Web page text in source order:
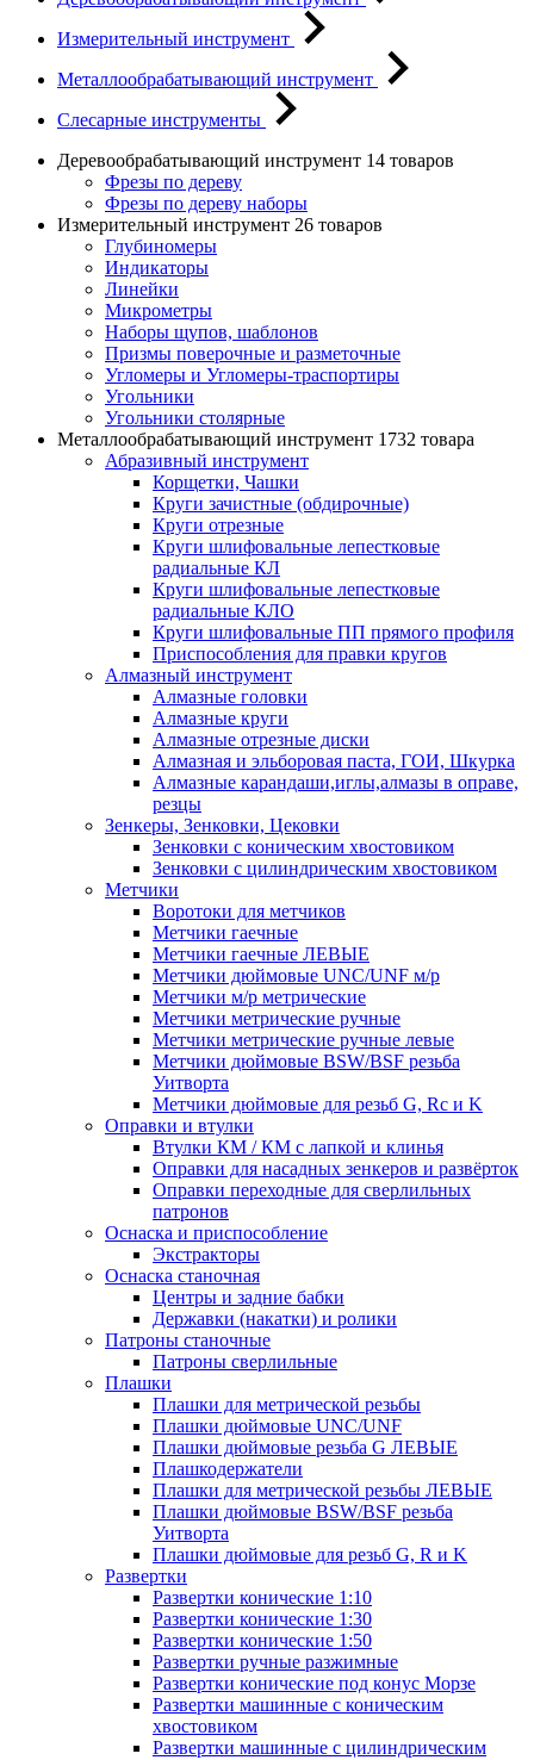
Измерительный инструмент
Металлообрабатывающий инструмент
Слесарные инструменты
Деревообрабатывающий инструмент 14 товаров
Фрезы по дереву
Фрезы по дереву наборы
Измерительный инструмент 26 товаров
Глубиномеры
Индикаторы
Линейки
Микрометры
Наборы щупов, шаблонов
Призмы поверочные и разметочные
Угломеры и Угломеры-траспортиры
Угольники
Угольники столярные
Металлообрабатывающий инструмент 1732 товара
Абразивный инструмент
Корщетки, Чашки
Круги зачистные (обдирочные)
Круги отрезные
Круги шлифовальные лепестковые
радиальные КЛ
Круги шлифовальные лепестковые
радиальные КЛО
Круги шлифовальные ПП прямого профиля
Приспособления для правки кругов
Алмазный инструмент
Алмазные головки
Алмазные круги
Алмазные отрезные диски
Алмазная и эльборовая паста, ГОИ, Шкурка
Алмазные карандаши,иглы,алмазы в оправе,
резцы
Зенкеры, Зенковки, Цековки
Зенковки с коническим хвостовиком
Зенковки с цилиндрическим хвостовиком
Метчики
Воротоки для метчиков
Метчики гаечные
Метчики гаечные ЛЕВЫЕ
Метчики дюймовые UNC/UNF м/р
Метчики м/р метрические
Метчики метрические ручные
Метчики метрические ручные левые
Метчики дюймовые BSW/BSF резьба
Уитворта
Метчики дюймовые для резьб G, Rc и K
Оправки и втулки
Втулки КМ / КМ с лапкой и клинья
Оправки для насадных зенкеров и развёрток
Оправки переходные для сверлильных
патронов
Оснаска и приспособление
Экстракторы
Оснаска станочная
Центры и задние бабки
Державки (накатки) и ролики
Патроны станочные
Патроны сверлильные
Плашки
Плашки для метрической резьбы
Плашки дюймовые UNC/UNF
Плашки дюймовые резьба G ЛЕВЫЕ
Плашкодержатели
Плашки для метрической резьбы ЛЕВЫЕ
Плашки дюймовые BSW/BSF резьба
Уитворта
Плашки дюймовые для резьб G, R и K
Развертки
Развертки конические 1:10
Развертки конические 1:30
Развертки конические 1:50
Развертки ручные разжимные
Развертки конические под конус Морзе
Развертки машинные с коническим
хвостовиком
Развертки машинные с цилиндрическим